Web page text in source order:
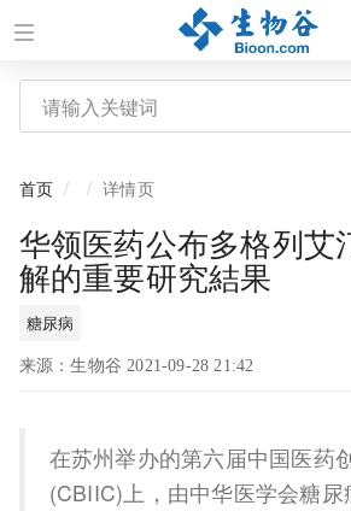
首页 详情页
华领医药公布多格列艾
解的重要研究結果
糖尿病
来源：生物谷 2021-09-28 21:42
在苏州举办的第六届中国医药
(CBIIC)上，由中华医学会糖尿